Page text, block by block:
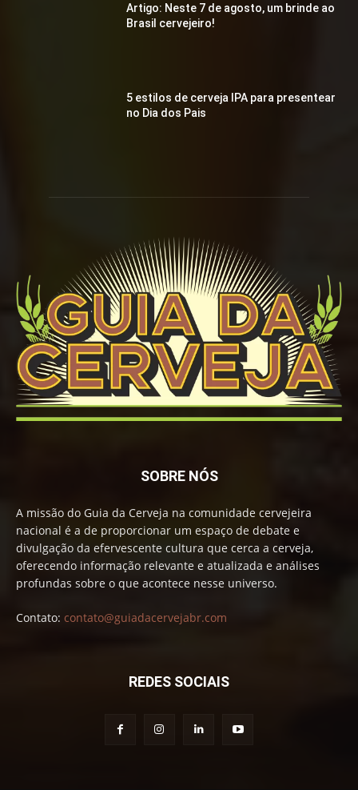
Artigo: Neste 7 de agosto, um brinde ao
Brasil cervejeiro!
5 estilos de cerveja IPA para presentear
no Dia dos Pais
SOBRE NÓS
A missão do Guia da Cerveja na comunidade cervejeira
nacional é a de proporcionar um espaço de debate e
divulgação da efervescente cultura que cerca a cerveja,
oferecendo informação relevante e atualizada e análises
profundas sobre o que acontece nesse universo.
Contato: contato@guiadacervejabr.com
REDES SOCIAIS